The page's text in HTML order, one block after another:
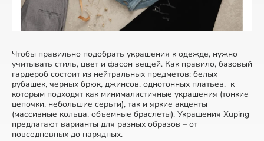
Чтобы правильно подобрать украшения к одежде, нужно
учитывать стиль, цвет и фасон вещей. Как правило, базовый
гардероб состоит из нейтральных предметов: белых
рубашек, черных брюк, джинсов, однотонных платьев, к
которым подходят как минималистичные украшения (тонкие
цепочки, небольшие серьги), так и яркие акценты
(массивные кольца, объемные браслеты). Украшения Xuping
предлагают варианты для разных образов – от
повседневных до нарядных.